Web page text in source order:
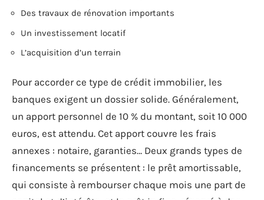
Des travaux de rénovation importants
Un investissement locatif
L’acquisition d’un terrain
Pour accorder ce type de crédit immobilier, les
banques exigent un dossier solide. Généralement,
un apport personnel de 10 % du montant, soit 10 000
euros, est attendu. Cet apport couvre les frais
annexes : notaire, garanties… Deux grands types de
financements se présentent : le prêt amortissable,
qui consiste à rembourser chaque mois une part de